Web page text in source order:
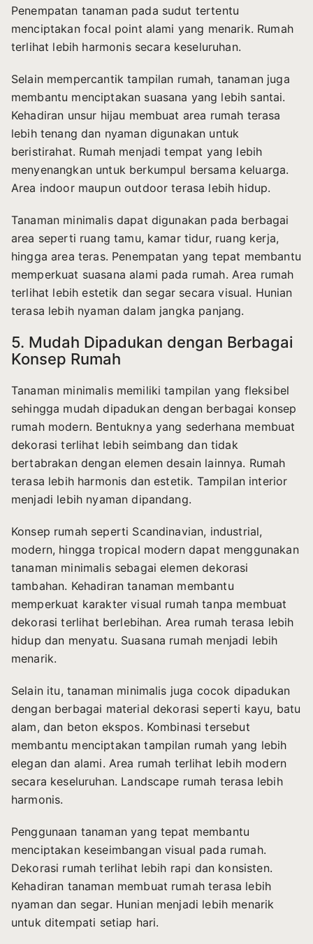
Penempatan tanaman pada sudut tertentu
menciptakan focal point alami yang menarik. Rumah
terlihat lebih harmonis secara keseluruhan.
Selain mempercantik tampilan rumah, tanaman juga
membantu menciptakan suasana yang lebih santai.
Kehadiran unsur hijau membuat area rumah terasa
lebih tenang dan nyaman digunakan untuk
beristirahat. Rumah menjadi tempat yang lebih
menyenangkan untuk berkumpul bersama keluarga.
Area indoor maupun outdoor terasa lebih hidup.
Tanaman minimalis dapat digunakan pada berbagai
area seperti ruang tamu, kamar tidur, ruang kerja,
hingga area teras. Penempatan yang tepat membantu
memperkuat suasana alami pada rumah. Area rumah
terlihat lebih estetik dan segar secara visual. Hunian
terasa lebih nyaman dalam jangka panjang.
5. Mudah Dipadukan dengan Berbagai
Konsep Rumah
Tanaman minimalis memiliki tampilan yang fleksibel
sehingga mudah dipadukan dengan berbagai konsep
rumah modern. Bentuknya yang sederhana membuat
dekorasi terlihat lebih seimbang dan tidak
bertabrakan dengan elemen desain lainnya. Rumah
terasa lebih harmonis dan estetik. Tampilan interior
menjadi lebih nyaman dipandang.
Konsep rumah seperti Scandinavian, industrial,
modern, hingga tropical modern dapat menggunakan
tanaman minimalis sebagai elemen dekorasi
tambahan. Kehadiran tanaman membantu
memperkuat karakter visual rumah tanpa membuat
dekorasi terlihat berlebihan. Area rumah terasa lebih
hidup dan menyatu. Suasana rumah menjadi lebih
menarik.
Selain itu, tanaman minimalis juga cocok dipadukan
dengan berbagai material dekorasi seperti kayu, batu
alam, dan beton ekspos. Kombinasi tersebut
membantu menciptakan tampilan rumah yang lebih
elegan dan alami. Area rumah terlihat lebih modern
secara keseluruhan. Landscape rumah terasa lebih
harmonis.
Penggunaan tanaman yang tepat membantu
menciptakan keseimbangan visual pada rumah.
Dekorasi rumah terlihat lebih rapi dan konsisten.
Kehadiran tanaman membuat rumah terasa lebih
nyaman dan segar. Hunian menjadi lebih menarik
untuk ditempati setiap hari.